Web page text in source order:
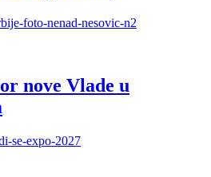
nove Vlade u